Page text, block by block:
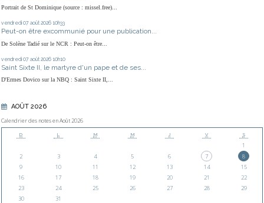
Portrait de St Dominique (source : missel.free)...
vendredi 07 août 2026 10h33
Peut-on être excommunié pour une publication...
De Solène Tadié sur le NCR : Peut-on être...
vendredi 07 août 2026 10h10
Saint Sixte II, le martyre d'un pape et de ses...
D'Ermes Dovico sur la NBQ : Saint Sixte II,...
AOÛT 2026
Calendrier des notes en Août 2026
D L M M J V S
1
2
3 4 5 6 7
8
9
10 11 12 13 14
15
16
17 18 19 20 21
22
23
24 25 26 27 28
29
30
31